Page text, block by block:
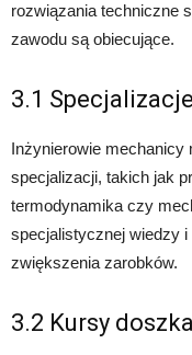
rozwiązania techniczne
zawodu są obiecujące.
3.1 Specjalizacje
Inżynierowie mechanicy
specjalizacji, takich jak
termodynamika czy
specjalistycznej wiedzy
zwiększenia zarobków.
3.2 Kursy